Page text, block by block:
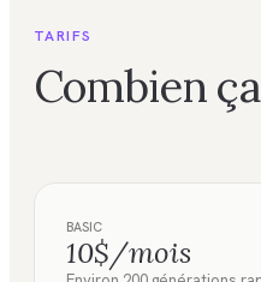
TARIFS
Combien ça
BASIC
10$/mois